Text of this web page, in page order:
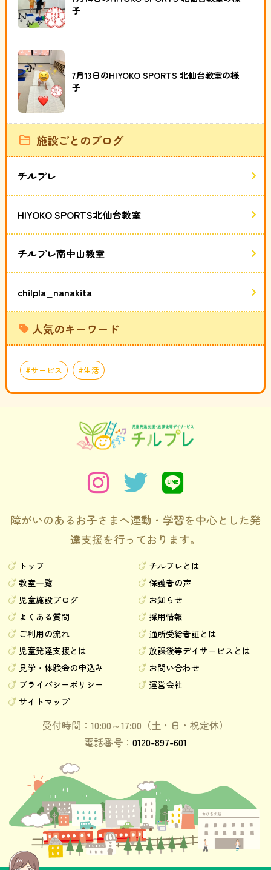
子
7月13日のHIYOKO SPORTS 北仙台教室の様
子
施設ごとのブログ
チルプレ
HIYOKO SPORTS北仙台教室
チルプレ南中山教室
chilpla_nanakita
人気のキーワード
サービス 生活
障がいのあるお子さまへ運動・学習を中心とした発
達支援を行っております。
トップ
チルプレとは
教室一覧
保護者の声
児童施設ブログ
お知らせ
よくある質問
採用情報
ご利用の流れ
通所受給者証とは
児童発達支援とは
放課後等デイサービスとは
見学・体験会の申込み
お問い合わせ
プライバシーポリシー
運営会社
サイトマップ
受付時間：10:00～17:00（土・日・祝定休）
電話番号： 0120-897-601